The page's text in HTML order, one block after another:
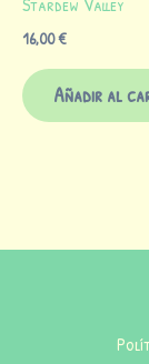
16,00€
Añadir al